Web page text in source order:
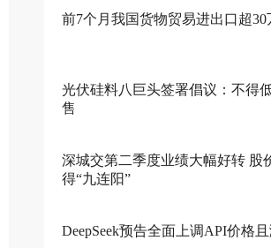
前7个月我国货物贸易进出口超30
光伏硅料八巨头签署倡议：不得
售
深城交第二季度业绩大幅好转 股
得“九连阳”
DeepSeek预告全面上调API价格